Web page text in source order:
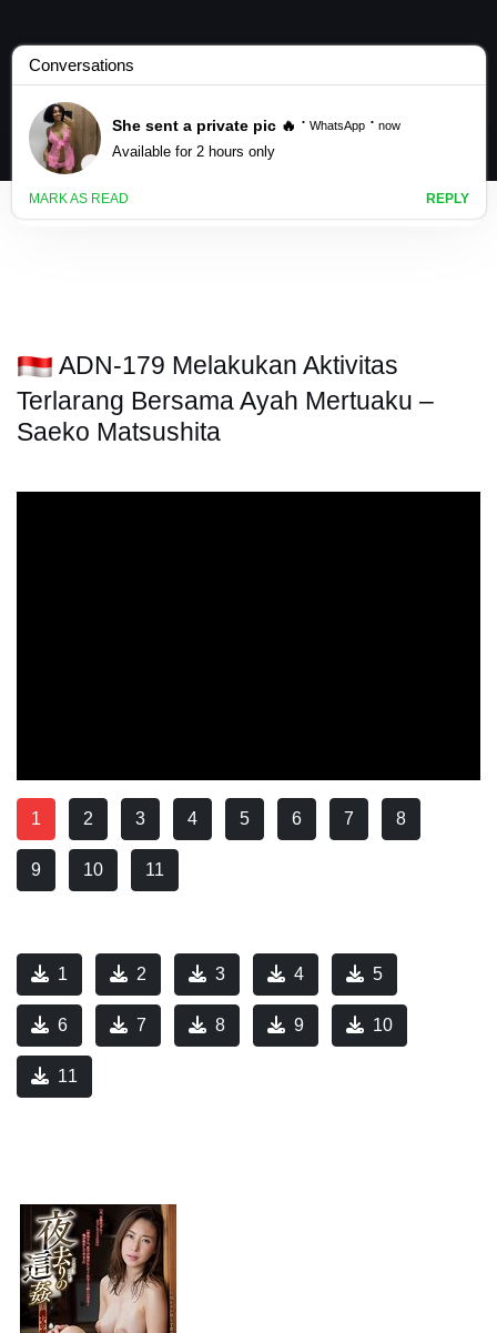
ADN-179 Melakukan Aktivitas
Terlarang Bersama Ayah Mertuaku –
Saeko Matsushita
1 2 3 4 5 6 7 8
9 10 11
1 2 3 4 5
6 7 8 9 10
11